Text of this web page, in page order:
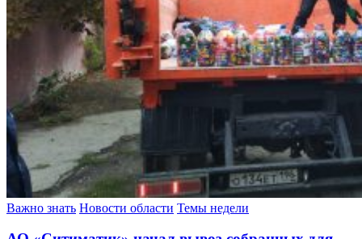
Важно знать Новости области Темы недели